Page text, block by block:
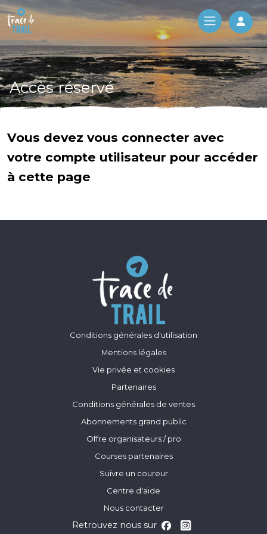
Log
Accès réservé
Vous devez vous connecter avec
votre compte utilisateur pour accéder
à cette page
Conditions générales d'utilisation
Mentions légales
Vie privée et cookies
Partenaires
Conditions générales de ventes
Abonnements grand public
Offre organisateurs / pro
Courses partenaires
Suivre un coureur
Centre d'aide
Nous contacter
Retrouvez nous sur